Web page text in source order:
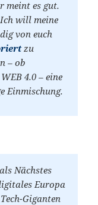
meint es gut.
will meine
von euch
zu
– ob
4.0 – eine
Einmischung.
Nächstes
Europa
Giganten